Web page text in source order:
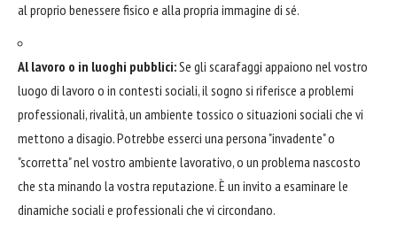
al proprio benessere fisico e alla propria immagine di sé.
Al lavoro o in luoghi pubblici:Se gli scarafaggi appaiono nel vostro
luogo di lavoro o in contesti sociali, il sogno si riferisce a problemi
professionali, rivalità, un ambiente tossico o situazioni sociali che vi
mettono a disagio. Potrebbe esserci una persona "invadente" o
"scorretta" nel vostro ambiente lavorativo, o un problema nascosto
che sta minando la vostra reputazione. È un invito a esaminare le
dinamiche sociali e professionali che vi circondano.